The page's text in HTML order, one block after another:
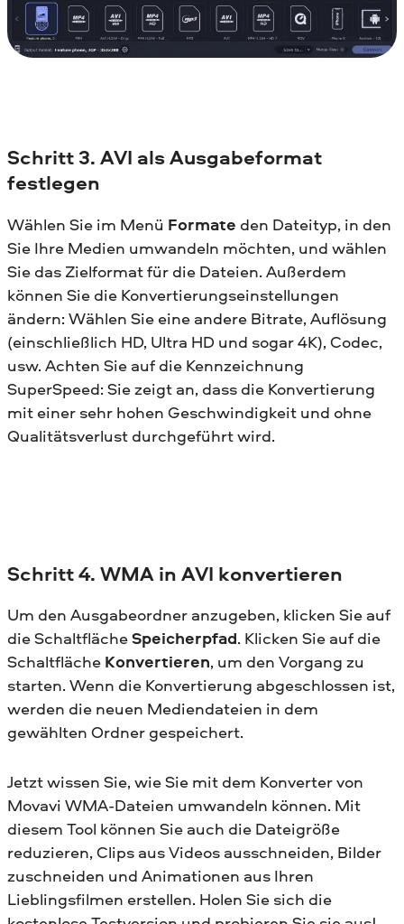
Schritt 3. AVI als Ausgabeformat
festlegen
Wählen Sie im Menü Formate den Dateityp, in den
Sie Ihre Medien umwandeln möchten, und wählen
Sie das Zielformat für die Dateien. Außerdem
können Sie die Konvertierungseinstellungen
ändern: Wählen Sie eine andere Bitrate, Auflösung
(einschließlich HD, Ultra HD und sogar 4K), Codec,
usw. Achten Sie auf die Kennzeichnung
SuperSpeed: Sie zeigt an, dass die Konvertierung
mit einer sehr hohen Geschwindigkeit und ohne
Qualitätsverlust durchgeführt wird.
Schritt 4. WMA in AVI konvertieren
Um den Ausgabeordner anzugeben, klicken Sie auf
die SchaltflächeSpeicherpfad. Klicken Sie auf die
Schaltfläche Konvertieren, um den Vorgang zu
starten. Wenn die Konvertierung abgeschlossen ist,
werden die neuen Mediendateien in dem
gewählten Ordner gespeichert.
Jetzt wissen Sie, wie Sie mit dem Konverter von
Movavi WMA-Dateien umwandeln können. Mit
diesem Tool können Sie auch die Dateigröße
reduzieren, Clips aus Videos ausschneiden, Bilder
zuschneiden und Animationen aus Ihren
Lieblingsfilmen erstellen. Holen Sie sich die